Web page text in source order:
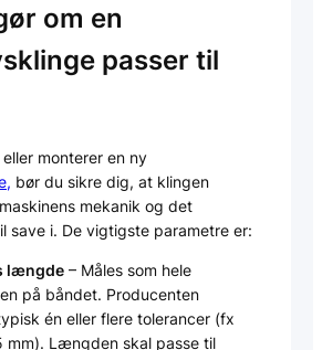
om en
passer til
monterer en ny
bør du sikre dig, at klingen
mekanik og det
save i. De vigtigste parametre er:
længde – Måles som hele
på båndet. Producenten
én eller flere tolerancer (fx
mm). Længden skal passe til